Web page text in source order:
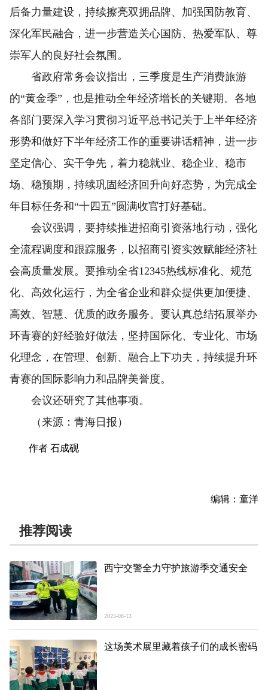
后备力量建设，持续擦亮双拥品牌、加强国防教育、
深化军民融合，进一步营造关心国防、热爱军队、尊
崇军人的良好社会氛围。
省政府常务会议指出，三季度是生产消费旅游
的“黄金季”，也是推动全年经济增长的关键期。各地
各部门要深入学习贯彻习近平总书记关于上半年经济
形势和做好下半年经济工作的重要讲话精神，进一步
坚定信心、实干争先，着力稳就业、稳企业、稳市
场、稳预期，持续巩固经济回升向好态势，为完成全
年目标任务和“十四五”圆满收官打好基础。
会议强调，要持续推进招商引资落地行动，强化
全流程调度和跟踪服务，以招商引资实效赋能经济社
会高质量发展。要推动全省12345热线标准化、规范
化、高效化运行，为全省企业和群众提供更加便捷、
高效、智慧、优质的政务服务。要认真总结拓展举办
环青赛的好经验好做法，坚持国际化、专业化、市场
化理念，在管理、创新、融合上下功夫，持续提升环
青赛的国际影响力和品牌美誉度。
会议还研究了其他事项。
（来源：青海日报）
作者 石成砚
编辑：童洋
推荐阅读
西宁交警全力守护旅游季交通安全
2025-08-13
这场美术展里藏着孩子们的成长密码